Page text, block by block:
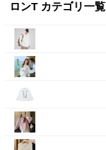
ロンT カテゴリ一覧